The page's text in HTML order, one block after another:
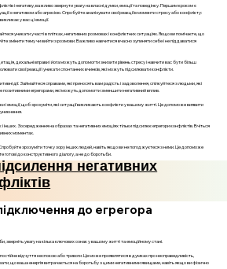
і негативу, важливо звернути увагу на власні думки, емоції та поведінку. Першим кроком є
з негативом або агресією. Спробуйте аналізувати свої реакції в моменти стресу або конфлікту:
у вас ці емоції.
уникати участі в плітках, негативних розмовах і конфліктних ситуаціях. Якщо ви помічаєте, що
змінити тему чи вийти з розмови. Важливо навчитися вчасно зупиняти себе і не піддаватися
дихальні вправи і йога можуть допомогти знизити рівень стресу і навчити вас бути більш
свої реакції і уникати спонтанних вчинків, які можуть підсилювати конфлікти.
дії. Займайтеся справами, які приносять вам радість і задоволення, спілкуйтеся з людьми, які
егрегорами, які можуть допомогти зменшити негативний вплив.
і емоції, щоб зрозуміти, які ситуації викликають конфлікти у вашому житті. Це допоможе виявити
Зосередження на образах та негативних емоціях тільки підсилює егрегори конфліктів. Вчіться
моментах.
Спробуйте зрозуміти точку зору інших людей, навіть якщо ви не погоджуєтеся з ними. Це допоможе
готові до конструктивного діалогу, а не до боротьби.
негативних
до егрегора
зверніть увагу на кілька ключових ознак у вашому житті та емоційному стані.
відчуття неспокою або тривоги. Це може проявлятися в думках про несправедливість,
що ваша енергія витрачається на боротьбу з цими негативними явищами, навіть якщо ви фізично